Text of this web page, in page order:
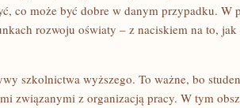
co może być dobre w danym przypadku. W
rozwoju oświaty – z naciskiem na to, jak
szkolnictwa wyższego. To ważne, bo
związanymi z organizacją pracy. W tym